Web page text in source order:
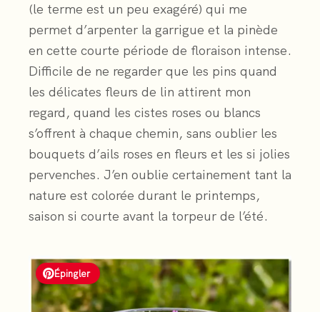
(le terme est un peu exagéré) qui me
permet d’arpenter la garrigue et la pinède
en cette courte période de floraison intense.
Difficile de ne regarder que les pins quand
les délicates fleurs de lin attirent mon
regard, quand les cistes roses ou blancs
s’offrent à chaque chemin, sans oublier les
bouquets d’ails roses en fleurs et les si jolies
pervenches. J’en oublie certainement tant la
nature est colorée durant le printemps,
saison si courte avant la torpeur de l’été.
Épingler